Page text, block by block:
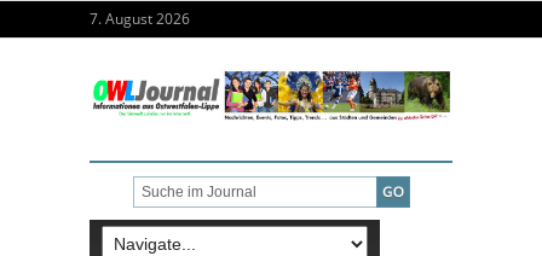
7. August 2026